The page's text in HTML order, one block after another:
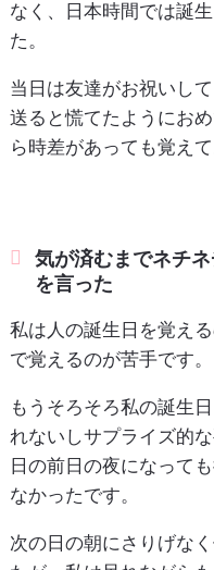
なく、日本時間では誕
た。
当日は友達がお祝いし
送ると慌てたようにお
ら時差があっても覚え
気が済むまでネチ
を言った
私は人の誕生日を覚え
で覚えるのが苦手です。
もうそろそろ私の誕生
れないしサプライズ的
日の前日の夜になって
なかったです。
次の日の朝にさりげな